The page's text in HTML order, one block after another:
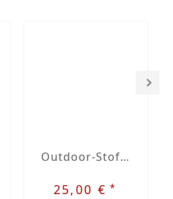
Outdoor-Stoff Dralon Taupe Nr. 5
25,00 €*